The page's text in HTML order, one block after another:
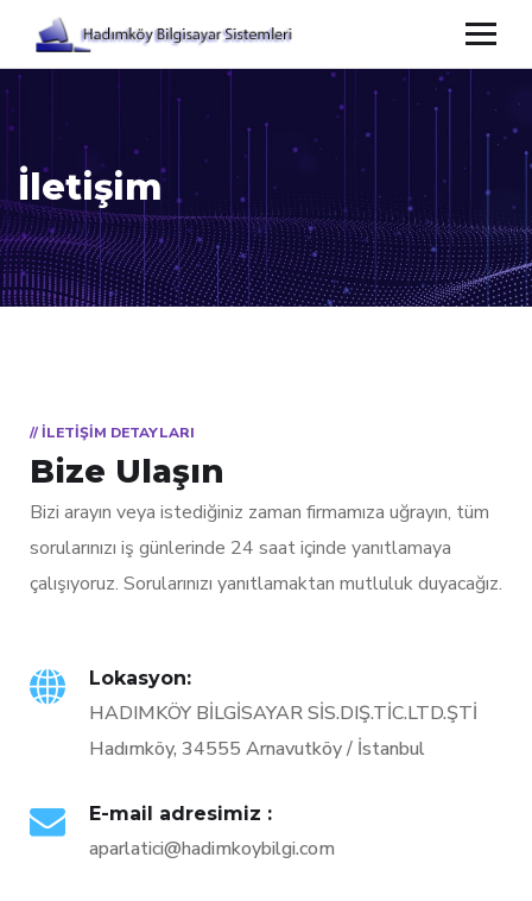
İletişim
// ILETIŞIM DETAYLARI
Bize Ulaşın
Bizi arayın veya istediğiniz zaman firmamıza uğrayın, tüm
sorularınızı iş günlerinde 24 saat içinde yanıtlamaya
çalışıyoruz. Sorularınızı yanıtlamaktan mutluluk duyacağız.
Lokasyon:
HADIMKÖY BİLGİSAYAR SİS.DIŞ.TİC.LTD.ŞTİ
Hadımköy, 34555 Arnavutköy / İstanbul
E-mail adresimiz :
aparlatici@hadimkoybilgi.com